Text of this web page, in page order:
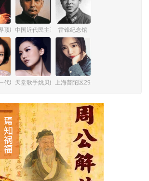
顶级巨星张国荣
中国近代民主革命伟大先行者孙中山
雷锋纪念馆
代歌后邓丽君
天堂歌手姚贝娜 上海普陀区29岁女孩杨俪萍